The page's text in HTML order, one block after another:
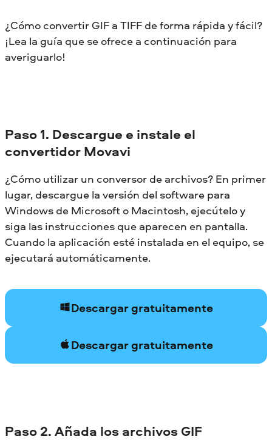
¿Cómo convertir GIF a TIFF de forma rápida y fácil?
¡Lea la guía que se ofrece a continuación para
averiguarlo!
Paso 1. Descargue e instale el
convertidor Movavi
¿Cómo utilizar un conversor de archivos? En primer
lugar, descargue la versión del software para
Windows de Microsoft o Macintosh, ejecútelo y
siga las instrucciones que aparecen en pantalla.
Cuando la aplicación esté instalada en el equipo, se
ejecutará automáticamente.
Descargar gratuitamente
Descargar gratuitamente
Paso 2. Añada los archivos GIF